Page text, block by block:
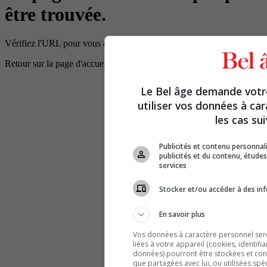
être trouvée.
Vérifiez l'URL pour vous assurer que le chemin d'accès est correct.
Retour sur la page d'accueil
Le Bel âge demande
utiliser vos données à
les cas
Publicités et contenu
publicités et du contenu,
services
Stocker et/ou accéder à des
En savoir plus
Vos données à caractère personnel
liées à votre appareil (cookies,
données) pourront être stockées et
que partagées avec lui, ou utilisées